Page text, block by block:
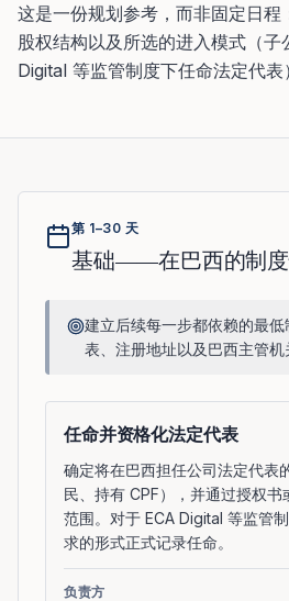
这是一份规划参考，而非固定日程
股权结构以及所选的进入模式（
Digital 等监管制度下任命法定代表
第 1–30 天
基础——在巴西的制度
建立后续每一步都依赖的最
表、注册地址以及巴西主管机
任命并资格化法定代表
确定将在巴西担任公司法定代表
民、持有 CPF），并通过授权书
范围。对于 ECA Digital 等监管
求的形式正式记录任命。
负责方